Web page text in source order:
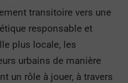
transitoire vers une
responsable et
plus locale, les
urbains de manière
un rôle à jouer, à travers